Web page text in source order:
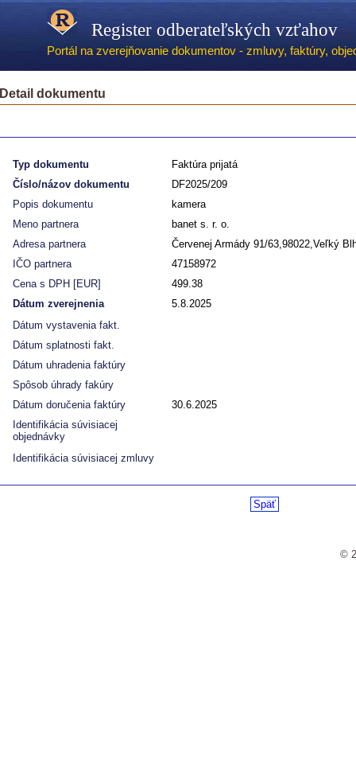
Register odberateľských vzťahov
Portál na zverejňovanie dokumentov - zmluvy, faktúry,
Detail dokumentu
Typ dokumentu
Faktúra prijatá
Číslo/názov dokumentu
DF2025/209
Popis dokumentu
kamera
Meno partnera
banet s. r. o.
Adresa partnera
Červenej Armády 91/63,98022,Veľký
IČO partnera
47158972
Cena s DPH [EUR]
499.38
Dátum zverejnenia
5.8.2025
Dátum vystavenia fakt.
Dátum splatnosti fakt.
Dátum uhradenia faktúry
Spôsob úhrady fakúry
Dátum doručenia faktúry
30.6.2025
Identifikácia súvisiacej
objednávky
Identifikácia súvisiacej zmluvy
Späť
©